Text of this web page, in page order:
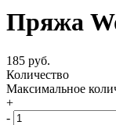
Пряжа
185 руб.
Количество
Максимальное
+
-